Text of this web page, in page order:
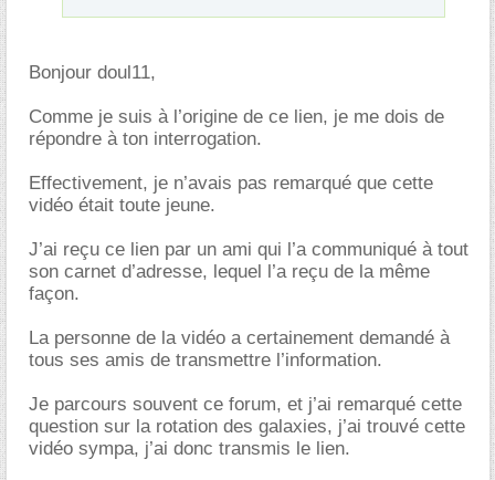
Bonjour doul11,
Comme je suis à l’origine de ce lien, je me dois de
répondre à ton interrogation.
Effectivement, je n’avais pas remarqué que cette
vidéo était toute jeune.
J’ai reçu ce lien par un ami qui l’a communiqué à tout
son carnet d’adresse, lequel l’a reçu de la même
façon.
La personne de la vidéo a certainement demandé à
tous ses amis de transmettre l’information.
Je parcours souvent ce forum, et j’ai remarqué cette
question sur la rotation des galaxies, j’ai trouvé cette
vidéo sympa, j’ai donc transmis le lien.